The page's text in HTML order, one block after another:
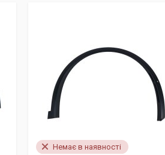
Немає в наявності